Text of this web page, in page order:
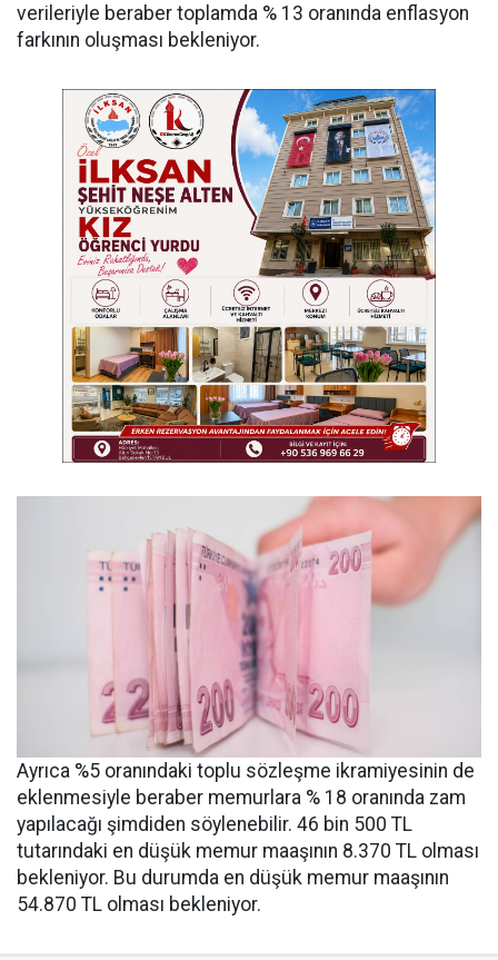
verileriyle beraber toplamda % 13 oranında enflasyon
farkının oluşması bekleniyor.
Ayrıca %5 oranındaki toplu sözleşme ikramiyesinin de
eklenmesiyle beraber memurlara % 18 oranında zam
yapılacağı şimdiden söylenebilir. 46 bin 500 TL
tutarındaki en düşük memur maaşının 8.370 TL olması
bekleniyor. Bu durumda en düşük memur maaşının
54.870 TL olması bekleniyor.